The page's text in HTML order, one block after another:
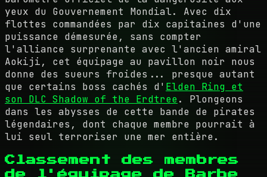
yeux du Gouvernement Mondial. Avec dix
flottes commandées par dix capitaines d'une
puissance démesurée, sans compter
l'alliance surprenante avec l'ancien amiral
Aokiji, cet équipage au pavillon noir nous
donne des sueurs froides... presque autant
que certains boss cachés d' Elden Ring et
son DLC Shadow of the Erdtree. Plongeons
dans les abysses de cette bande de pirates
légendaires, dont chaque membre pourrait à
lui seul terroriser une mer entière.
Classement des membres
de l'équipage de Barbe